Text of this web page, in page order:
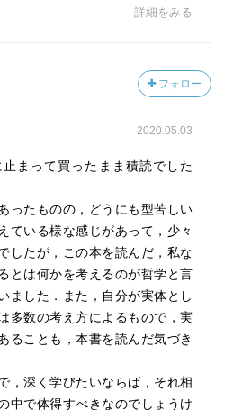
詳細をみる
フォロー
2020.05.03
まって買ったまま積読でした
ったものの，どうにも型苦しい
ている様な感じがあって，少々
したが，この本を読んだ，私な
とは何かを考えるのが哲学と言
ました．また，自分が実体とし
多数の考え方によるもので，実
ることも，本書を読んだ気づき
，深く学びたいならば，それ相
中で体得すべきなのでしょうけ